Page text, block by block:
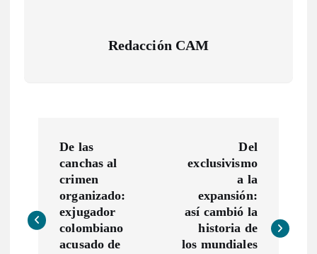
Redacción CAM
v
e
De las
canchas al
crimen
organizado:
exjugador
colombiano
acusado de
Del
exclusivismo
a la
expansión:
así cambió la
historia de
los mundiales